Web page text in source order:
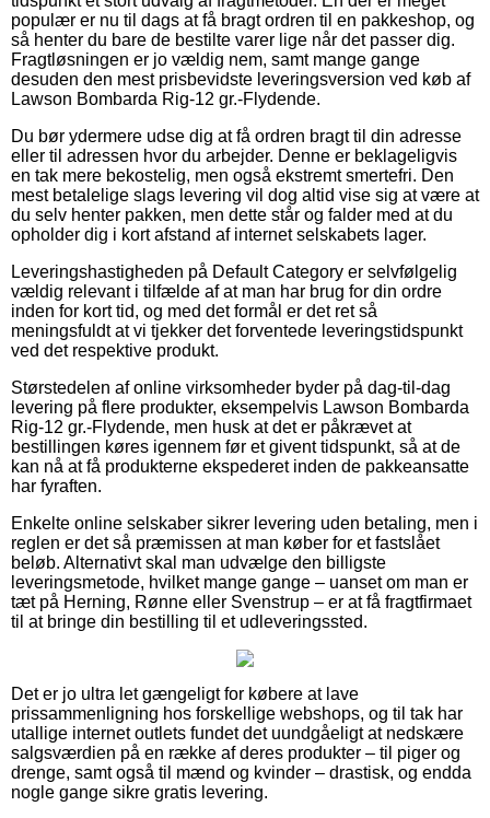
populær er nu til dags at få bragt ordren til en pakkeshop, og
så henter du bare de bestilte varer lige når det passer dig.
Fragtløsningen er jo vældig nem, samt mange gange
desuden den mest prisbevidste leveringsversion ved køb af
Lawson Bombarda Rig-12 gr.-Flydende.
Du bør ydermere udse dig at få ordren bragt til din adresse
eller til adressen hvor du arbejder. Denne er beklageligvis
en tak mere bekostelig, men også ekstremt smertefri. Den
mest betalelige slags levering vil dog altid vise sig at være at
du selv henter pakken, men dette står og falder med at du
opholder dig i kort afstand af internet selskabets lager.
Leveringshastigheden på Default Category er selvfølgelig
vældig relevant i tilfælde af at man har brug for din ordre
inden for kort tid, og med det formål er det ret så
meningsfuldt at vi tjekker det forventede leveringstidspunkt
ved det respektive produkt.
Størstedelen af online virksomheder byder på dag-til-dag
levering på flere produkter, eksempelvis Lawson Bombarda
Rig-12 gr.-Flydende, men husk at det er påkrævet at
bestillingen køres igennem før et givent tidspunkt, så at de
kan nå at få produkterne ekspederet inden de pakkeansatte
har fyraften.
Enkelte online selskaber sikrer levering uden betaling, men i
reglen er det så præmissen at man køber for et fastslået
beløb. Alternativt skal man udvælge den billigste
leveringsmetode, hvilket mange gange – uanset om man er
tæt på Herning, Rønne eller Svenstrup – er at få fragtfirmaet
til at bringe din bestilling til et udleveringssted.
Det er jo ultra let gængeligt for købere at lave
prissammenligning hos forskellige webshops, og til tak har
utallige internet outlets fundet det uundgåeligt at nedskære
salgsværdien på en række af deres produkter – til piger og
drenge, samt også til mænd og kvinder – drastisk, og endda
nogle gange sikre gratis levering.